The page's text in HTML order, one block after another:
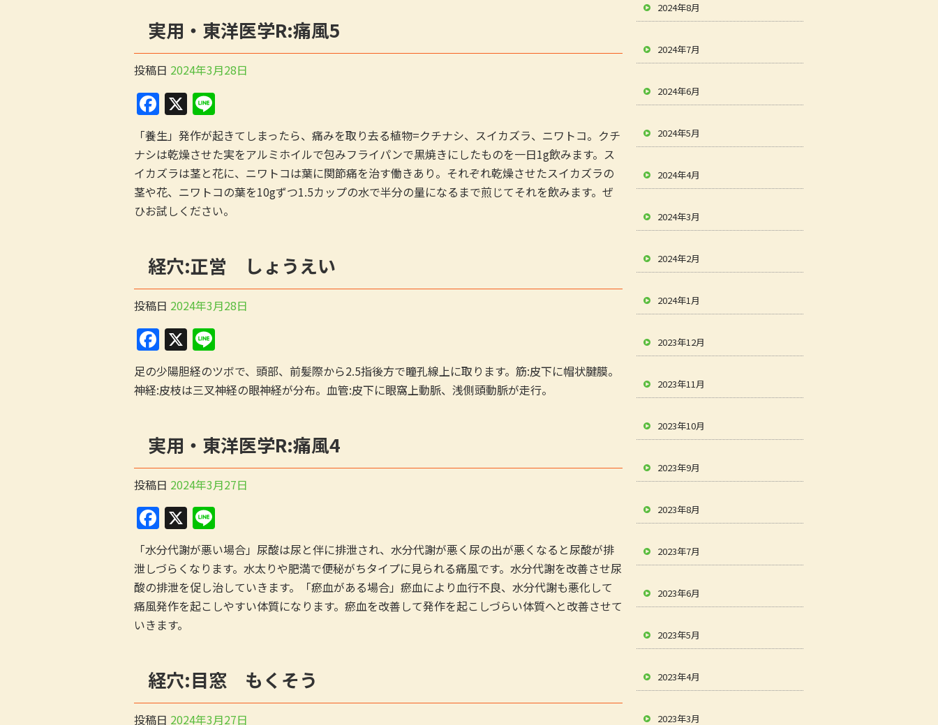
o
o
k
実用・東洋医学R:痛風5
投稿日 2024年3月28日
F
a
c
e
b
o
k
X
n
e
「養生」発作が起きてしまったら、痛みを取り去る植物=クチナシ、スイカズラ、ニワトコ。クチ
ナシは乾燥させた実をアルミホイルで包みフライパンで黒焼きにしたものを一日1g飲みます。ス
イカズラは茎と花に、ニワトコは葉に関節痛を治す働きあり。それぞれ乾燥させたスイカズラの
茎や花、ニワトコの葉を10gずつ1.5カップの水で半分の量になるまで煎じてそれを飲みます。ぜ
ひお試しください。
経穴:正営 しょうえい
投稿日 2024年3月28日
F
a
c
e
o
o
k
X
n
e
足の少陽胆経のツボで、頭部、前髪際から2.5指後方で瞳孔線上に取ります。筋:皮下に帽状腱膜。
神経:皮枝は三叉神経の眼神経が分布。血管:皮下に眼窩上動脈、浅側頭動脈が走行。
実用・東洋医学R:痛風4
投稿日 2024年3月27日
F
a
c
e
b
o
k
X
n
e
「水分代謝が悪い場合」尿酸は尿と伴に排泄され、水分代謝が悪く尿の出が悪くなると尿酸が排
泄しづらくなります。水太りや肥満で便秘がちタイプに見られる痛風です。水分代謝を改善させ尿
酸の排泄を促し治していきます。「瘀血がある場合」瘀血により血行不良、水分代謝も悪化して
痛風発作を起こしやすい体質になります。瘀血を改善して発作を起こしづらい体質へと改善させて
いきます。
経穴:目窓 もくそう
投稿日 2024年3月27日
2024年8月
2024年7月
2024年6月
2024年5月
2024年4月
2024年3月
2024年2月
2024年1月
2023年12月
2023年11月
2023年10月
2023年9月
2023年8月
2023年7月
2023年6月
2023年5月
2023年4月
2023年3月